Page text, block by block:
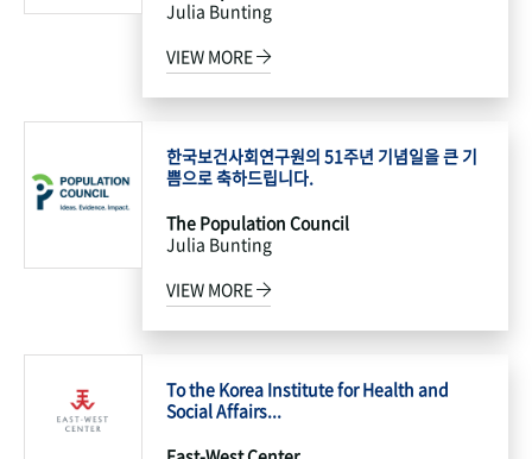
Julia Bunting
VIEW MORE
한국보건사회연구원의 51주년 기념일을 큰 기
쁨으로 축하드립니다.
The Population Council
Julia Bunting
VIEW MORE
To the Korea Institute for Health and
Social Affairs...